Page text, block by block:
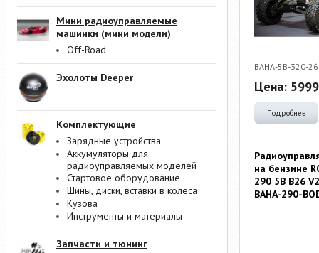
Мини радиоуправляемые
машинки (мини модели)
Off-Road
Эхолоты Deeper
Комплектующие
Зарядные устройства
Аккумуляторы для
радиоуправляемых моделей
Стартовое оборудование
Шины, диски, вставки в колеса
Кузова
Инструменты и материалы
Запчасти и тюнинг
BAHA-5B-320-26
Цена:
Подробнее
на бензине
290 5B B26
BAHA-290-